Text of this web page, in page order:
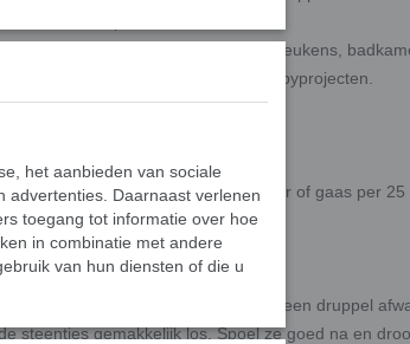
: Geschikt voor muren, vloeren, keukens,
voor architectuur en creatieve hobbyprojecten.
x 20 mm groot en 4 mm dik.
steentjes worden geleverd op papier of gaas per
10,6 x 10,6 cm.
of gaas
matjes in lauw water (eventueel met een druppel
steentjes gemakkelijk los. Spoel ze goed na en
het aanbieden van sociale
advertenties. Daarnaast verlenen
toegang tot informatie over hoe
in combinatie met andere
van hun diensten of die u